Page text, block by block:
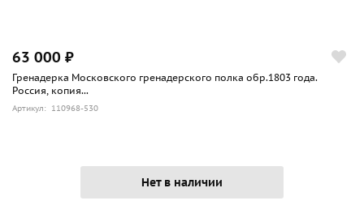
63 000 ₽
Гренадерка Московского гренадерского полка обр.1803 года.
Россия, копия...
Артикул: 110968-530
Нет в наличии